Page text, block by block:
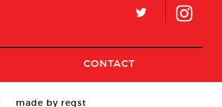
L
CONTACT
made by reqst